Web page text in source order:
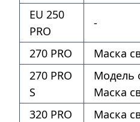
EU 250
PRO
-
270 PRO Маска
270 PRO
S
Модель
Маска
320 PRO Маска